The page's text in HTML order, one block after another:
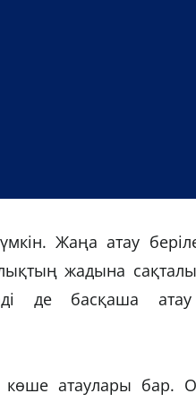
Жаңа атау
жадына
де басқаша
көше атаулары бар.